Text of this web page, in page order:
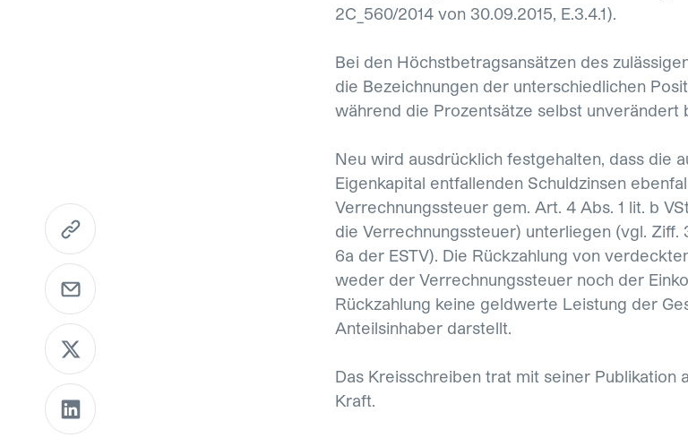
2C_560/2014 von 30.09.2015, E.3.4.1).
Bei den Höchstbetragsansätzen des
die Bezeichnungen der unterschiedlichen
während die Prozentsätze selbst unverändert
Neu wird ausdrücklich festgehalten, dass die
Eigenkapital entfallenden Schuldzinsen
Verrechnungssteuer gem. Art. 4 Abs. 1 lit. b
die Verrechnungssteuer) unterliegen (vgl. Ziff.
6a der ESTV). Die Rückzahlung von
weder der Verrechnungssteuer noch der
Rückzahlung keine geldwerte Leistung der
Anteilsinhaber darstellt.
Das Kreisschreiben trat mit seiner Publikation
Kraft.
https://www.mme.ch/de-ch/magazin/artikel/aktualisierung-des-kreisschreibens-der-
E-Mail senden
Per X teilen
Per LinkedIn teilen